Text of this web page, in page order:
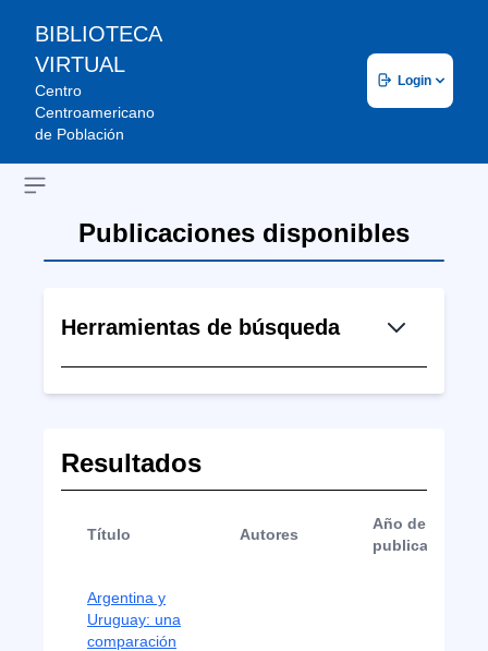
BIBLIOTECA
VIRTUAL
Centro
Centroamericano
de Población
Login
Open sidebar
Publicaciones disponibles
Herramientas de búsqueda
Resultados
Título Autores
Año de
publicación
Argentina y
Uruguay: una
comparación